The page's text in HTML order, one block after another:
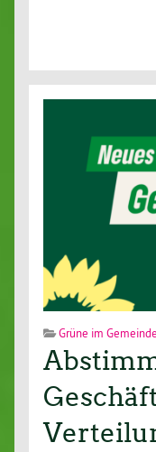
Grüne im